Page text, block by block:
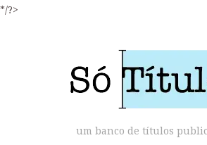
*/?>
um banco de títulos